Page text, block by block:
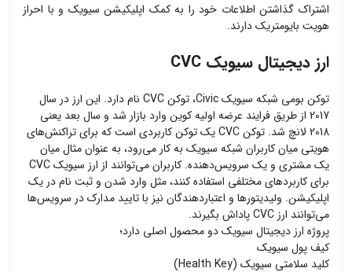
اشتراک گذاشتن اطلاعات خود را به کمک اپلیکیشن سیویک و با احراز
هویت بایومتریک دارند.
ارز دیجیتال سیویک CVC
توکن بومی شبکه سیویک Civic، توکن CVC نام دارد. این ارز در سال
2017 از طریق فرایند عرضه اولیه کوین وارد بازار شد و سال بعد یعنی
2018 لانچ شد. توکن CVC یک توکن کاربردی است که برای تراکنش‌های
هویتی میان کاربران شبکه سیویک به کار می‌رود، به عنوان مثال میان
یک مشتری و یک سرویس‌دهنده. کاربران می‌توانند از ارز سیویک CVC
برای کاربردهای مختلفی استفاده کنند، مثل وارد شدن و ثبت نام در یک
اپلیکیشن. ولیدیتورها و اعتباردهندگان نیز با تایید مدارک در سرویس‌ها
می‌توانند ارز CVC پاداش بگیرند.
پروژه ارز دیجیتال سیویک دو محصول اصلی دارد؛
کیف پول سیویک
کلید سلامتی سیویک (Health Key)